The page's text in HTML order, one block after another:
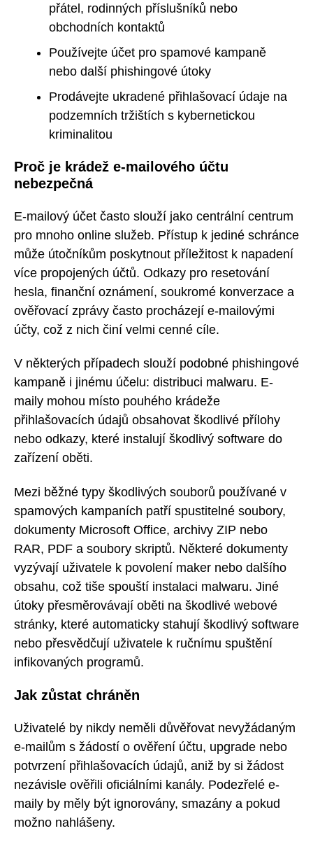
přátel, rodinných příslušníků nebo
obchodních kontaktů
Používejte účet pro spamové kampaně
nebo další phishingové útoky
Prodávejte ukradené přihlašovací údaje na
podzemních tržištích s kybernetickou
kriminalitou
Proč je krádež e-mailového účtu
nebezpečná
E-mailový účet často slouží jako centrální centrum
pro mnoho online služeb. Přístup k jediné schránce
může útočníkům poskytnout příležitost k napadení
více propojených účtů. Odkazy pro resetování
hesla, finanční oznámení, soukromé konverzace a
ověřovací zprávy často procházejí e-mailovými
účty, což z nich činí velmi cenné cíle.
V některých případech slouží podobné phishingové
kampaně i jinému účelu: distribuci malwaru. E-
maily mohou místo pouhého krádeže
přihlašovacích údajů obsahovat škodlivé přílohy
nebo odkazy, které instalují škodlivý software do
zařízení oběti.
Mezi běžné typy škodlivých souborů používané v
spamových kampaních patří spustitelné soubory,
dokumenty Microsoft Office, archivy ZIP nebo
RAR, PDF a soubory skriptů. Některé dokumenty
vyzývají uživatele k povolení maker nebo dalšího
obsahu, což tiše spouští instalaci malwaru. Jiné
útoky přesměrovávají oběti na škodlivé webové
stránky, které automaticky stahují škodlivý software
nebo přesvědčují uživatele k ručnímu spuštění
infikovaných programů.
Jak zůstat chráněn
Uživatelé by nikdy neměli důvěřovat nevyžádaným
e-mailům s žádostí o ověření účtu, upgrade nebo
potvrzení přihlašovacích údajů, aniž by si žádost
nezávisle ověřili oficiálními kanály. Podezřelé e-
maily by měly být ignorovány, smazány a pokud
možno nahlášeny.